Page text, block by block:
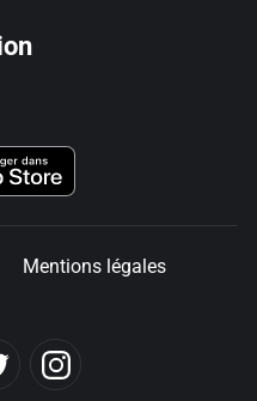
Mentions légales